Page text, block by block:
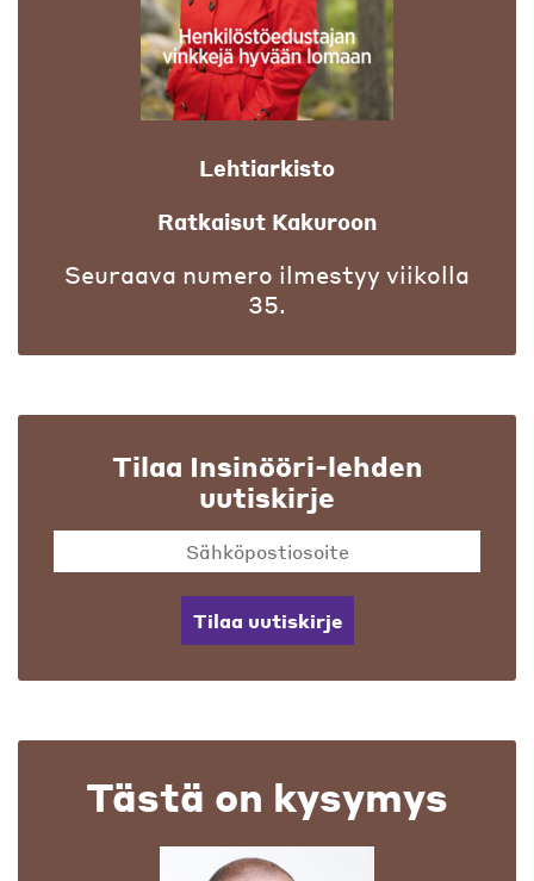
Lehtiarkisto
Ratkaisut Kakuroon
Seuraava numero ilmestyy viikolla
35.
Tilaa Insinööri-lehden
uutiskirje
Tilaa uutiskirje
Tästä on kysymys